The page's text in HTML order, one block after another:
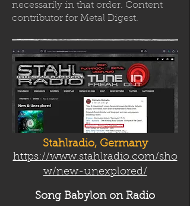
necessarily in that order. Content
contributor for Metal Digest.
Stahlradio, Germany
https://www.stahlradio.com/sho
w/new-unexplored/
Song Babylonon Radio